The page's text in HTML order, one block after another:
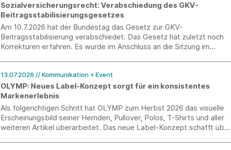
Sozialversicherungsrecht: Verabschiedung des GKV-
Beitragsstabilisierungsgesetzes
Am 10.7.2026 hat der Bundestag das Gesetz zur GKV-
Beitragsstabilisierung verabschiedet. Das Gesetz hat zuletzt noch
Korrekturen erfahren. Es wurde im Anschluss an die Sitzung im
13.07.2026 // Kommunikation + Event
OLYMP: Neues Label-Konzept sorgt für ein konsistentes
Markenerlebnis
Als folgerichtigen Schritt hat OLYMP zum Herbst 2026 das visuelle
Erscheinungsbild seiner Hemden, Pullover, Polos, T-Shirts und aller
weiteren Artikel überarbeitet. Das neue Label-Konzept schafft über